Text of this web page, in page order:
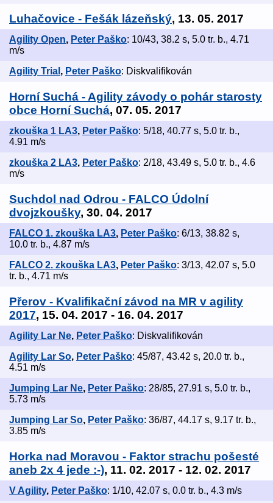
Luhačovice - Fešák lázeňský, 13. 05. 2017
Agility Open, Peter Paško: 10/43, 38.2 s, 5.0 tr. b., 4.71
m/s
Agility Trial , Peter Paško: Diskvalifikován
Horní Suchá - Agility závody o pohár starosty
obce Horní Suchá, 07. 05. 2017
zkouška 1 LA3, Peter Paško: 5/18, 40.77 s, 5.0 tr. b.,
4.91 m/s
zkouška 2 LA3, Peter Paško: 2/18, 43.49 s, 5.0 tr. b., 4.6
m/s
Suchdol nad Odrou - FALCO Údolní
dvojzkoušky, 30. 04. 2017
FALCO 1. zkouška LA3, Peter Paško: 6/13, 38.82 s,
10.0 tr. b., 4.87 m/s
FALCO 2. zkouška LA3, Peter Paško: 3/13, 42.07 s, 5.0
tr. b., 4.71 m/s
Přerov - Kvalifikační závod na MR v agility
2017, 15. 04. 2017 - 16. 04. 2017
Agility Lar Ne, Peter Paško: Diskvalifikován
Agility Lar So, Peter Paško: 45/87, 43.42 s, 20.0 tr. b.,
4.51 m/s
Jumping Lar Ne, Peter Paško: 28/85, 27.91 s, 5.0 tr. b.,
5.73 m/s
Jumping Lar So, Peter Paško: 36/87, 44.17 s, 9.17 tr. b.,
3.85 m/s
Horka nad Moravou - Faktor strachu pošesté
aneb 2x 4 jede :-), 11. 02. 2017 - 12. 02. 2017
V Agility, Peter Paško: 1/10, 42.07 s, 0.0 tr. b., 4.3 m/s